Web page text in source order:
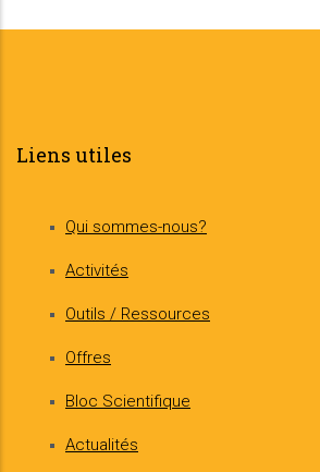
Liens utiles
Qui sommes-nous?
Activités
Outils / Ressources
Offres
Bloc Scientifique
Actualités